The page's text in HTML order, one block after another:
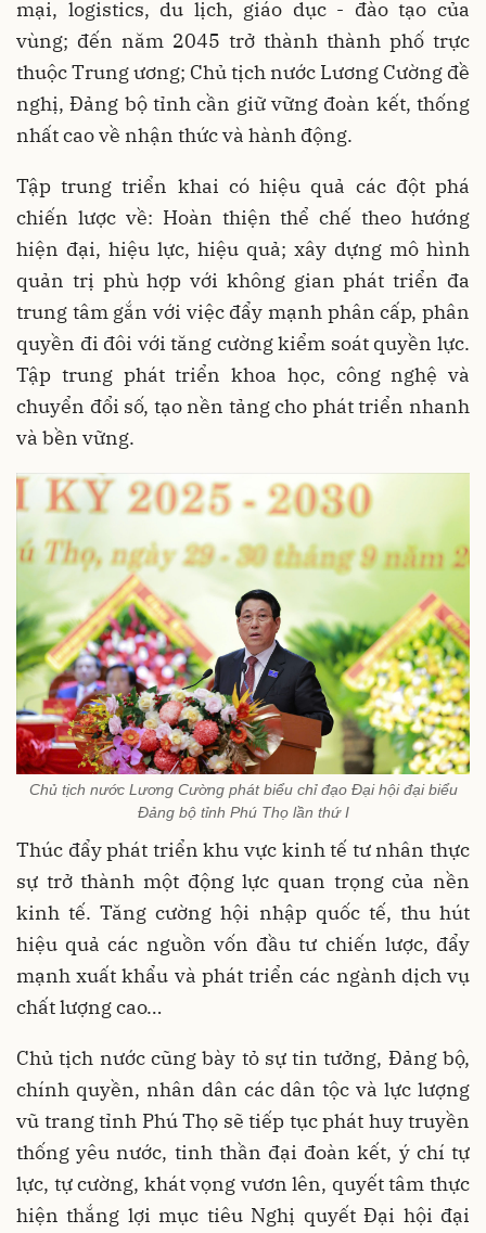
mại, logistics, du lịch, giáo dục - đào tạo của
vùng; đến năm 2045 trở thành thành phố trực
thuộc Trung ương; Chủ tịch nước Lương Cường đề
nghị, Đảng bộ tỉnh cần giữ vững đoàn kết, thống
nhất cao về nhận thức và hành động.
Tập trung triển khai có hiệu quả các đột phá
chiến lược về: Hoàn thiện thể chế theo hướng
hiện đại, hiệu lực, hiệu quả; xây dựng mô hình
quản trị phù hợp với không gian phát triển đa
trung tâm gắn với việc đẩy mạnh phân cấp, phân
quyền đi đôi với tăng cường kiểm soát quyền lực.
Tập trung phát triển khoa học, công nghệ và
chuyển đổi số, tạo nền tảng cho phát triển nhanh
và bền vững.
Chủ tịch nước Lương Cường phát biểu chỉ đạo Đại hội đại biểu
Đảng bộ tỉnh Phú Thọ lần thứ I
Thúc đẩy phát triển khu vực kinh tế tư nhân thực
sự trở thành một động lực quan trọng của nền
kinh tế. Tăng cường hội nhập quốc tế, thu hút
hiệu quả các nguồn vốn đầu tư chiến lược, đẩy
mạnh xuất khẩu và phát triển các ngành dịch vụ
chất lượng cao…
Chủ tịch nước cũng bày tỏ sự tin tưởng, Đảng bộ,
chính quyền, nhân dân các dân tộc và lực lượng
vũ trang tỉnh Phú Thọ sẽ tiếp tục phát huy truyền
thống yêu nước, tinh thần đại đoàn kết, ý chí tự
lực, tự cường, khát vọng vươn lên, quyết tâm thực
hiện thắng lợi mục tiêu Nghị quyết Đại hội đại